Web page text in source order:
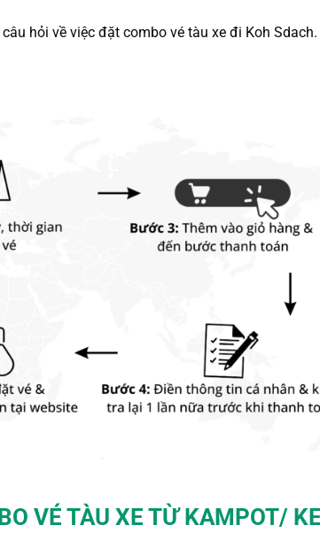
hỏi về việc đặt combo vé tàu xe đi Koh Sdach.
VÉ TÀU XE TỪ KAMPOT/